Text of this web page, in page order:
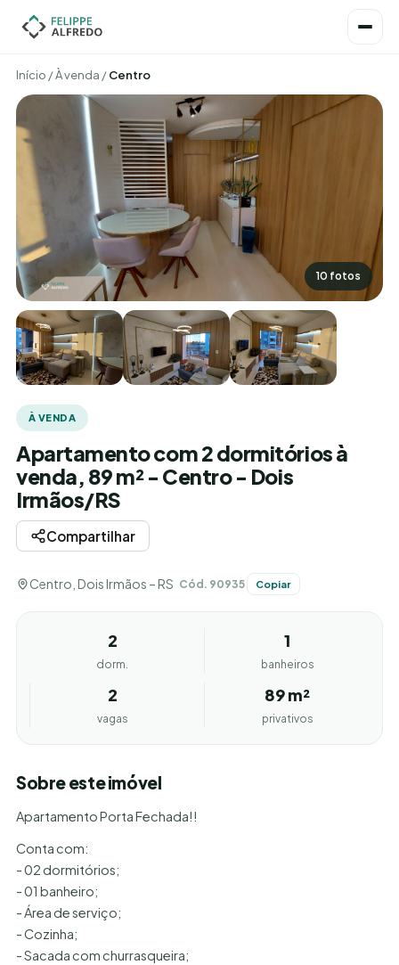
Início /À venda /Centro
10 fotos
À VENDA
Apartamento com 2 dormitórios à
venda, 89 m² - Centro - Dois
Irmãos/RS
Compartilhar
Centro, Dois Irmãos – RS Cód. 90935 Copiar
2
dorm.
1
banheiros
2
vagas
89 m²
privativos
Sobre este imóvel
Apartamento Porta Fechada!!
Conta com:
- 02 dormitórios;
- 01 banheiro;
- Área de serviço;
- Cozinha;
- Sacada com churrasqueira;